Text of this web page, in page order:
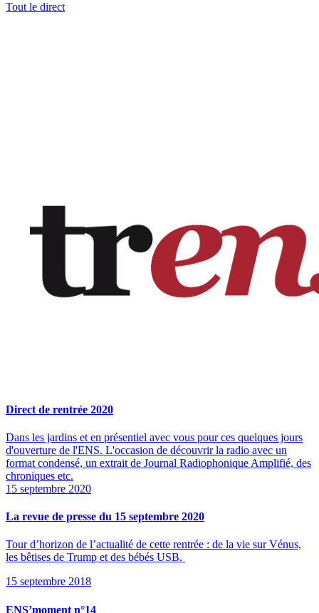
Tout le direct
Direct de rentrée 2020
Dans les jardins et en présentiel avec vous pour ces quelques jours
d'ouverture de l'ENS. L'occasion de découvrir la radio avec un
format condensé, un extrait de Journal Radiophonique Amplifié, des
chroniques etc.
15 septembre 2020
La revue de presse du 15 septembre 2020
Tour d’horizon de l’actualité de cette rentrée : de la vie sur Vénus,
les bêtises de Trump et des bébés USB.
15 septembre 2018
ENS’moment n°14